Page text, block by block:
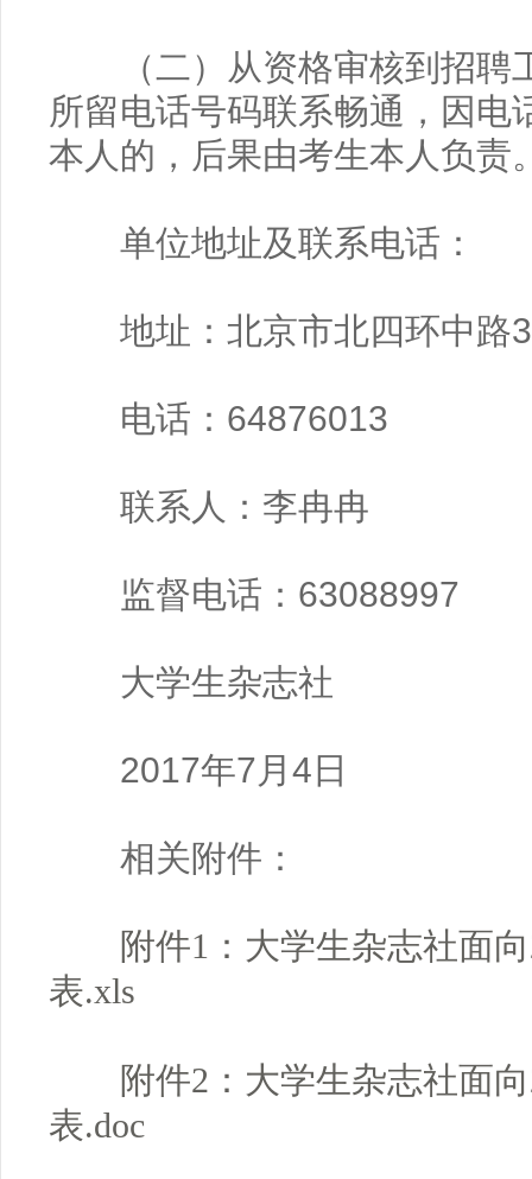
（二）从资格审核到招聘
所留电话号码联系畅通，因电
本人的，后果由考生本人负责
单位地址及联系电话：
地址：北京市北四环中路
电话：64876013
联系人：李冉冉
监督电话：63088997
大学生杂志社
2017年7月4日
相关附件 ：
附件1：大学生杂志社面
表.xls
附件2：大学生杂志社面
表.doc